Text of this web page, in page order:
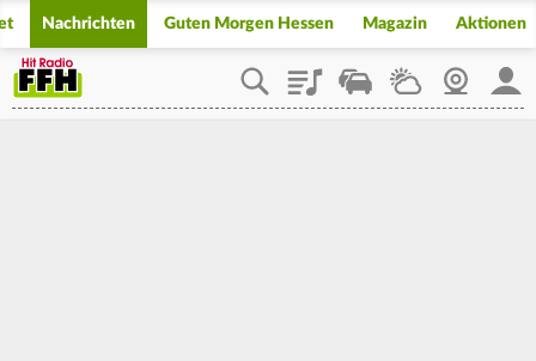
Nachrichten Guten Morgen Hessen Magazin Aktionen
PlaylistStaupilotWetterWebcam